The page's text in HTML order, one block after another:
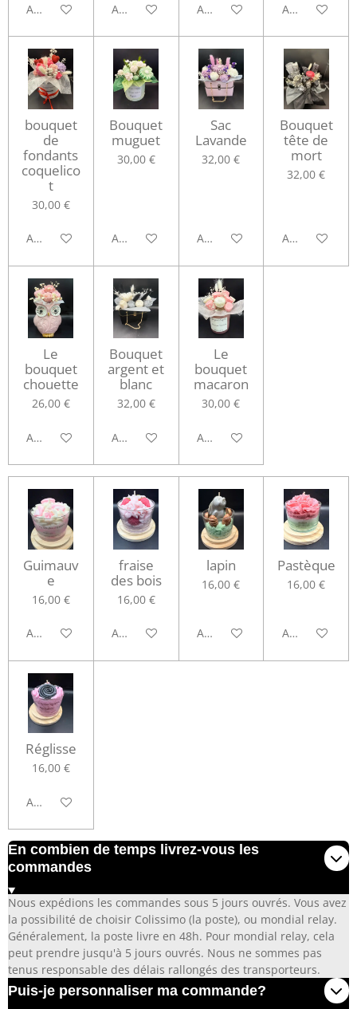
Ajouter au panierAjouter au panierAjouter au panierAjouter au
bouquet
de
fondants
coquelico
t
30,00 €
Ajouter au panier
Bouquet
muguet
30,00 €
Ajouter au panier
Sac
Lavande
32,00 €
Ajouter au panier
Bouquet
tête de
mort
32,00 €
Ajouter au
Le
bouquet
chouette
26,00 €
Ajouter au panier
Bouquet
argent et
blanc
32,00 €
Ajouter au panier
Le
bouquet
macaron
30,00 €
Ajouter au panier
Guimauv
e
16,00 €
Ajouter au panier
fraise
des bois
16,00 €
Ajouter au panier
lapin
16,00 €
Ajouter au panier
Pastèque
16,00 €
Ajouter au
Réglisse
16,00 €
Ajouter au panier
En combien de temps livrez-vous les
commandes
Nous expédions les commandes sous 5 jours ouvrés. Vous avez
la possibilité de choisir Colissimo (la poste), ou mondial relay.
Généralement, la poste livre en 48h. Pour mondial relay, cela
peut prendre jusqu'à 5 jours ouvrés. Nous ne sommes pas
tenus responsable des délais rallongés des transporteurs.
Puis-je personnaliser ma commande?